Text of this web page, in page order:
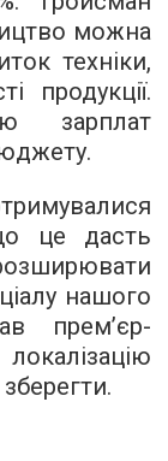
можна
техніки,
продукції.
зарплат
це дасть
нашого
прем’єр-